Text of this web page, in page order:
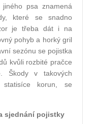
psa znamená
které se snadno
je třeba dát i na
pohyb a horký gril
sezónu se pojistka
kvůli rozbité pračce
Škody v takových
statisíce korun, se
sjednání pojistky